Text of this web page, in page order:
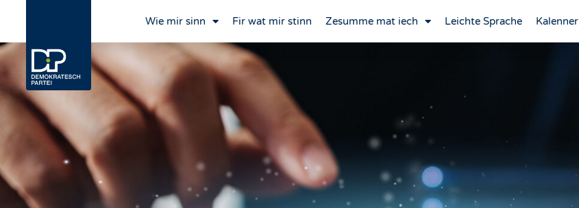
Wie mir sinn Fir wat mir stinn Zesumme mat iech Leichte Sprache Kalenner